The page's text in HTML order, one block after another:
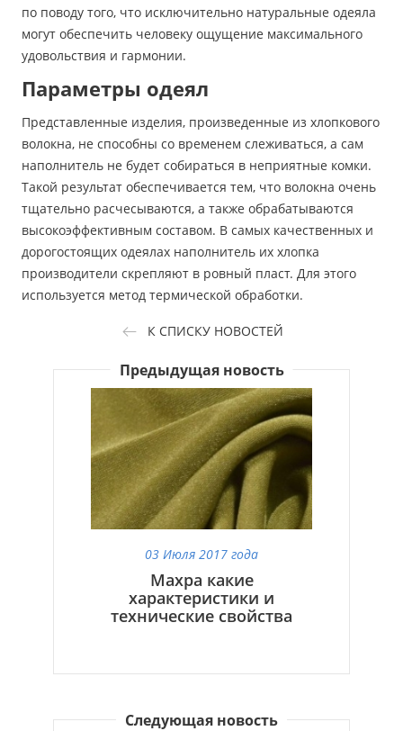
по поводу того, что исключительно натуральные одеяла
могут обеспечить человеку ощущение максимального
удовольствия и гармонии.
Параметры одеял
Представленные изделия, произведенные из хлопкового
волокна, не способны со временем слеживаться, а сам
наполнитель не будет собираться в неприятные комки.
Такой результат обеспечивается тем, что волокна очень
тщательно расчесываются, а также обрабатываются
высокоэффективным составом. В самых качественных и
дорогостоящих одеялах наполнитель их хлопка
производители скрепляют в ровный пласт. Для этого
используется метод термической обработки.
К СПИСКУ НОВОСТЕЙ
Предыдущая новость
03 Июля 2017 года
Махра какие
характеристики и
технические свойства
Следующая новость